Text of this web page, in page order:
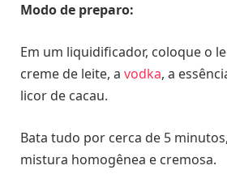
Modo de preparo:
Em um liquidificador, coloque o
creme de leite, a vodka, a
licor de cacau.
Bata tudo por cerca de 5
mistura homogênea e cremosa.